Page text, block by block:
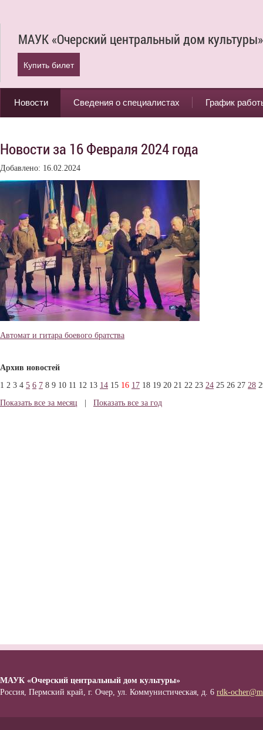
МАУК «Очерский центральный дом культуры»
Купить билет
Новости Сведения о специалистах График
Новости за 16 Февраля 2024 года
Добавлено: 16.02.2024
Автомат и гитара боевого братства
Архив новостей
1 2 3 4 5 6 7 8 9 10 11 12 13 14 15 16 17 18 19 20 21 22 23 24 25 26 27 28
Показать все за месяц
Показать все за год
МАУК «Очерский центральный дом культуры»
Россия, Пермский край, г. Очер, ул. Коммунистическая, д. 6 rdk-